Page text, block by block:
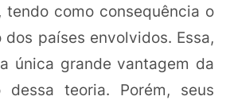
tendo como consequência o
países envolvidos. Essa,
única grande vantagem da
dessa teoria. Porém, seus